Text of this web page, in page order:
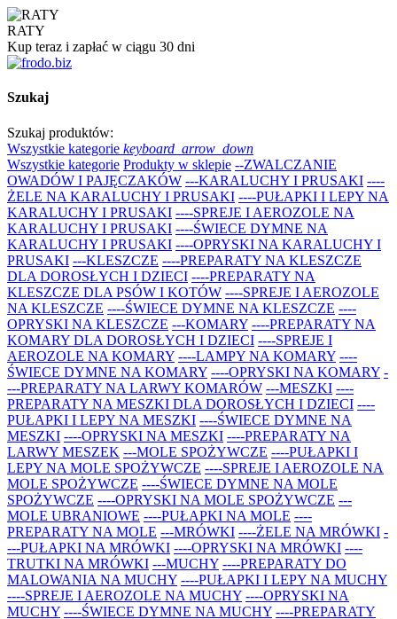
RATY
Kup teraz i zapłać w ciągu 30 dni
Szukaj
Szukaj produktów:
Wszystkie kategorie keyboard_arrow_down
Wszystkie kategorie Produkty w sklepie --ZWALCZANIE
OWADÓW I PAJĘCZAKÓW ---KARALUCHY I PRUSAKI ----
ŻELE NA KARALUCHY I PRUSAKI ----PUŁAPKI I LEPY NA
KARALUCHY I PRUSAKI ----SPREJE I AEROZOLE NA
KARALUCHY I PRUSAKI ----ŚWIECE DYMNE NA
KARALUCHY I PRUSAKI ----OPRYSKI NA KARALUCHY I
PRUSAKI ---KLESZCZE ----PREPARATY NA KLESZCZE
DLA DOROSŁYCH I DZIECI ----PREPARATY NA
KLESZCZE DLA PSÓW I KOTÓW ----SPREJE I AEROZOLE
NA KLESZCZE ----ŚWIECE DYMNE NA KLESZCZE ----
OPRYSKI NA KLESZCZE ---KOMARY ----PREPARATY NA
KOMARY DLA DOROSŁYCH I DZIECI ----SPREJE I
AEROZOLE NA KOMARY ----LAMPY NA KOMARY ----
ŚWIECE DYMNE NA KOMARY ----OPRYSKI NA KOMARY -
---PREPARATY NA LARWY KOMARÓW ---MESZKI ----
PREPARATY NA MESZKI DLA DOROSŁYCH I DZIECI ----
PUŁAPKI I LEPY NA MESZKI ----ŚWIECE DYMNE NA
MESZKI ----OPRYSKI NA MESZKI ----PREPARATY NA
LARWY MESZEK ---MOLE SPOŻYWCZE ----PUŁAPKI I
LEPY NA MOLE SPOŻYWCZE ----SPREJE I AEROZOLE NA
MOLE SPOŻYWCZE ----ŚWIECE DYMNE NA MOLE
SPOŻYWCZE ----OPRYSKI NA MOLE SPOŻYWCZE ---
MOLE UBRANIOWE ----PUŁAPKI NA MOLE ----
PREPARATY NA MOLE ---MRÓWKI ----ŻELE NA MRÓWKI -
---PUŁAPKI NA MRÓWKI ----OPRYSKI NA MRÓWKI ----
TRUTKI NA MRÓWKI ---MUCHY ----PREPARATY DO
MALOWANIA NA MUCHY ----PUŁAPKI I LEPY NA MUCHY
----SPREJE I AEROZOLE NA MUCHY ----OPRYSKI NA
MUCHY ----ŚWIECE DYMNE NA MUCHY ----PREPARATY